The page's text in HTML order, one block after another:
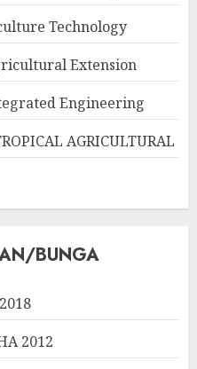
Technology
Extension
Engineering
AGRICULTURAL
BUNGA
2012